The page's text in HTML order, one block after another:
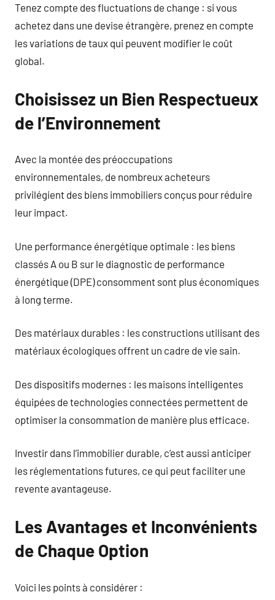
Tenez compte des fluctuations de change : si vous
achetez dans une devise étrangère, prenez en compte
les variations de taux qui peuvent modifier le coût
global.
Choisissez un Bien Respectueux
de l’Environnement
Avec la montée des préoccupations
environnementales, de nombreux acheteurs
privilégient des biens immobiliers conçus pour réduire
leur impact.
Une performance énergétique optimale : les biens
classés A ou B sur le diagnostic de performance
énergétique (DPE) consomment sont plus économiques
à long terme.
Des matériaux durables : les constructions utilisant des
matériaux écologiques offrent un cadre de vie sain.
Des dispositifs modernes : les maisons intelligentes
équipées de technologies connectées permettent de
optimiser la consommation de manière plus efficace.
Investir dans l’immobilier durable, c’est aussi anticiper
les réglementations futures, ce qui peut faciliter une
revente avantageuse.
Les Avantages et Inconvénients
de Chaque Option
Voici les points à considérer :